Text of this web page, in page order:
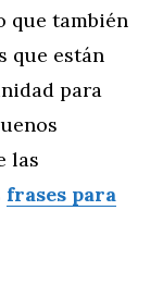
que también
que están
para
las
frases para